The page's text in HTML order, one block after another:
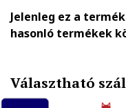
Jelenleg ez a
hasonló termékek
Választható